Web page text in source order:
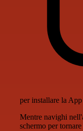
per installare la
Mentre navighi
schermo per